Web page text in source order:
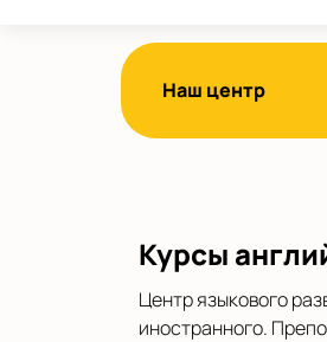
Наш центр
Курсы
Центр языкового
иностранного.